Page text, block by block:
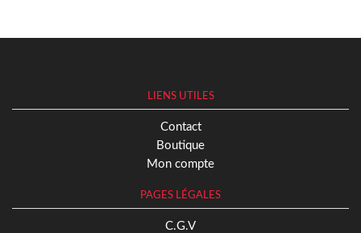
LIENS UTILES
Contact
Boutique
Mon compte
PAGES LÉGALES
C.G.V